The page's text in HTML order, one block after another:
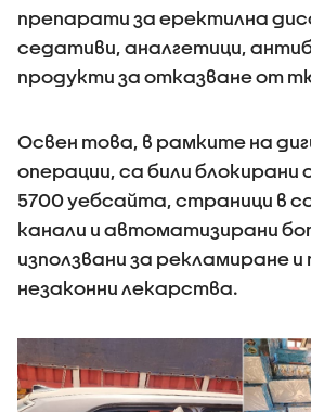
препарати за еректилна
седативи, аналгетици,
продукти за отказване от
Освен това, в рамките на
операции, са били блокирани
5700 уебсайта, страници в
канали и автоматизирани
използвани за рекламиране
незаконни лекарства.